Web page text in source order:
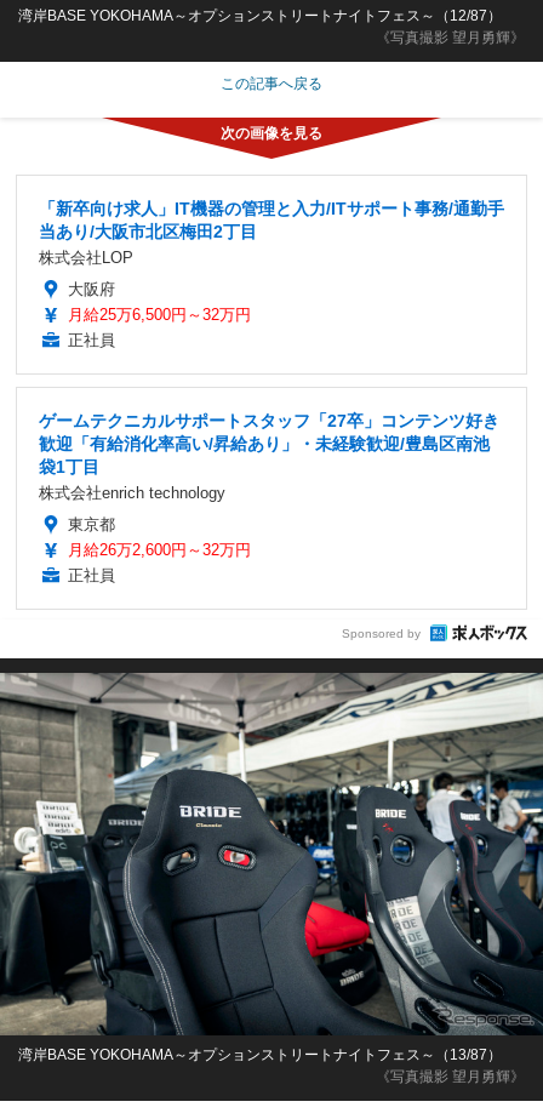
《写真撮影 望月勇輝》
湾岸BASE YOKOHAMA～オプションストリートナイトフェス～（12/87）
この記事へ戻る
「新卒向け求人」IT機器の管理と入力/ITサポート事務/通勤手
当あり/大阪市北区梅田2丁目
株式会社LOP
大阪府
月給25万6,500円～32万円
正社員
ゲームテクニカルサポートスタッフ「27卒」コンテンツ好き
歓迎「有給消化率高い/昇給あり」・未経験歓迎/豊島区南池
袋1丁目
株式会社enrich technology
東京都
月給26万2,600円～32万円
正社員
Sponsored by
《写真撮影 望月勇輝》
湾岸BASE YOKOHAMA～オプションストリートナイトフェス～（13/87）